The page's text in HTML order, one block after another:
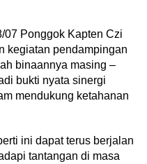
07 Ponggok Kapten Czi
kegiatan pendampingan
binaannya masing –
bukti nyata sinergi
mendukung ketahanan
ini dapat terus berjalan
tantangan di masa